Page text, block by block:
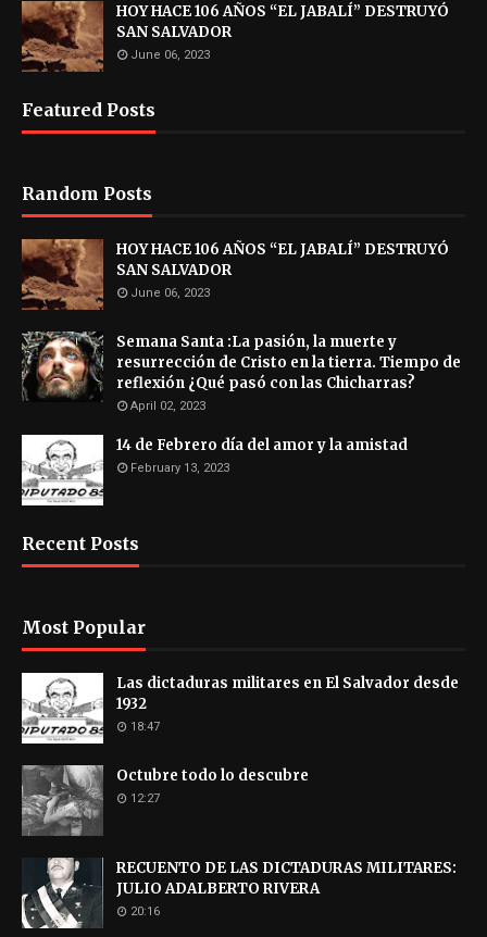
HOY HACE 106 AÑOS “EL JABALÍ” DESTRUYÓ
SAN SALVADOR
June 06, 2023
Featured Posts
Random Posts
HOY HACE 106 AÑOS “EL JABALÍ” DESTRUYÓ
SAN SALVADOR
June 06, 2023
Semana Santa :La pasión, la muerte y
resurrección de Cristo en la tierra. Tiempo de
reflexión ¿Qué pasó con las Chicharras?
April 02, 2023
14 de Febrero día del amor y la amistad
February 13, 2023
Recent Posts
Most Popular
Las dictaduras militares en El Salvador desde
1932
18:47
Octubre todo lo descubre
12:27
RECUENTO DE LAS DICTADURAS MILITARES:
JULIO ADALBERTO RIVERA
20:16